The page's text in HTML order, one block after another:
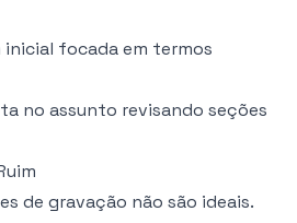
inicial focada em termos
no assunto revisando seções
de gravação não são ideais.